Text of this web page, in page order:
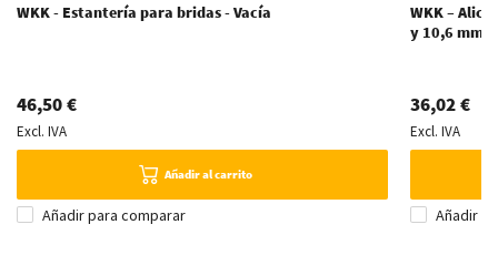
WKK - Estantería para bridas - Vacía
46,50 €
Excl. IVA
Añadir al carrito
Añadir para comparar
WKK –
y 10,6 mm
36,02 €
Excl. IVA
Añadir